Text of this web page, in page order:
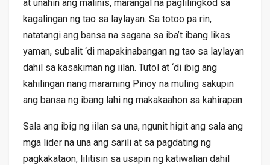
at unahin ang malinis, marangal na paglilingkod sa
kagalingan ng tao sa laylayan. Sa totoo pa rin,
natatangi ang bansa na sagana sa iba’t ibang likas
yaman, subalit ‘di mapakinabangan ng tao sa laylayan
dahil sa kasakiman ng iilan. Tutol at ‘di ibig ang
kahilingan nang maraming Pinoy na muling sakupin
ang bansa ng ibang lahi ng makakaahon sa kahirapan.
Sala ang ibig ng iilan sa una, ngunit higit ang sala ang
mga lider na una ang sarili at sa pagdating ng
pagkakataon, lilitisin sa usapin ng katiwalian dahil